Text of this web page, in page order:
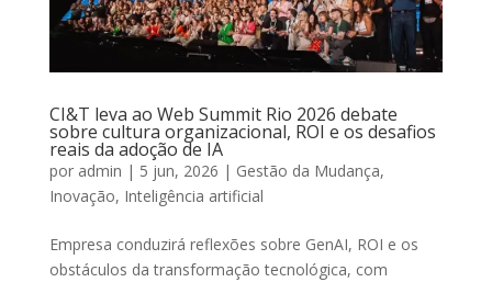
CI&T leva ao Web Summit Rio 2026 debate
sobre cultura organizacional, ROI e os desafios
reais da adoção de IA
por admin | 5 jun, 2026 | Gestão da Mudança,
Inovação, Inteligência artificial
Empresa conduzirá reflexões sobre GenAI, ROI e os
obstáculos da transformação tecnológica, com